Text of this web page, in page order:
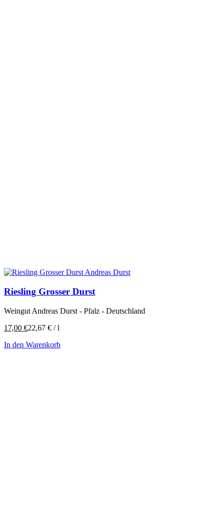
Riesling Grosser Durst
Weingut Andreas Durst - Pfalz - Deutschland
17,00 €22,67 € /l
In den Warenkorb